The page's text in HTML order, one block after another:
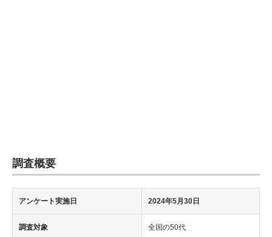
調査概要
アンケート実施日 2024年5月30日
調査対象 全国の50代